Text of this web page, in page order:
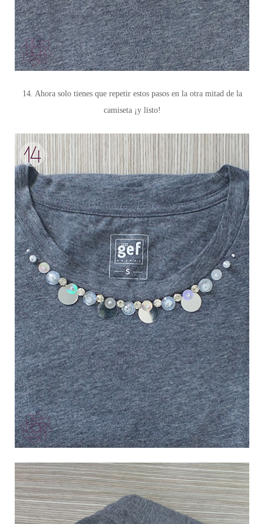
14. Ahora solo tienes que repetir estos pasos en la otra mitad de la
camiseta ¡y listo!